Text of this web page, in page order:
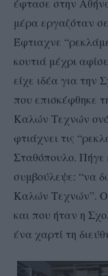
έφτασε στην
μέρα εργαζόταν σε
Έφτιαχνε
κουτιά μέχρι
είχε ιδέα για
που επισκέφθηκε
Καλών Τεχνών
φτιάχνει τις
Σταθόπουλο. Πήγε
συμβούλεψε: “να
Καλών Τεχνών”. Ο
και που ήταν η
ένα χαρτί τη